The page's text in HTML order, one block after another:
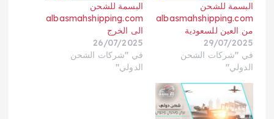
البسمة للشحن
albasmahshipping.com
من العين للسعودية
29/07/2025
في "شركات الشحن
الدولي"
البسمة للشحن
albasmahshipping.com
الى الخرج
26/07/2025
في "شركات الشحن
الدولي"